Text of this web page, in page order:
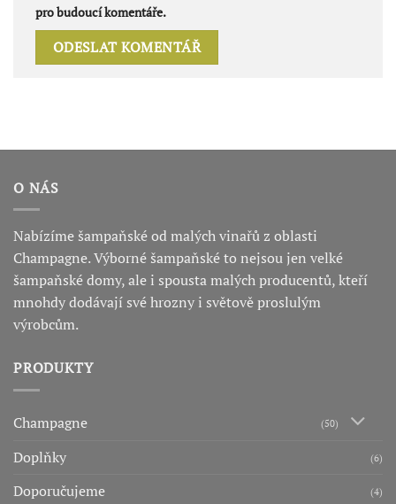
pro budoucí komentáře.
O NÁS
Nabízíme šampaňské od malých vinařů z oblasti
Champagne. Výborné šampaňské to nejsou jen velké
šampaňské domy, ale i spousta malých producentů, kteří
mnohdy dodávají své hrozny i světově proslulým
výrobcům.
PRODUKTY
Champagne (50)
Doplňky (6)
Doporučujeme (4)